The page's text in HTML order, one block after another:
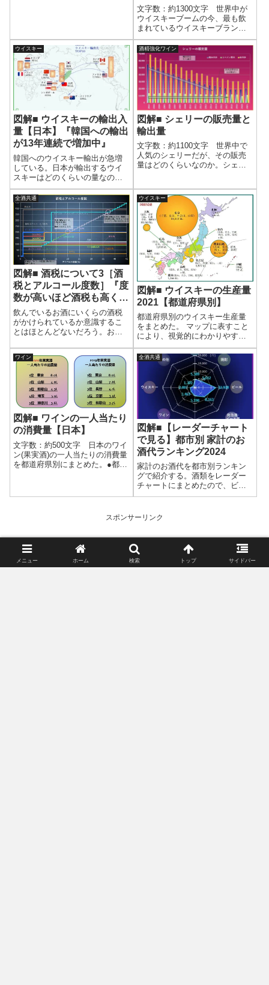
文字数：約1300文字 世界中が
ウイスキーブームの今、最も飲
まれているウイスキーブランド
は何なのか？5大ウイスキーとい
われるスコッチ、アイリッシ
ュ、バーボン、カナディアン、
ジャパニーズなのか？または、
注目を集め始めているウイスキ
ー新興国なの...
ウイスキー
図解■ ウイスキーの輸出入
量【日本】『韓国への輸出
が13年連続で増加中』
韓国へのウイスキー輸出が急増
している。日本が輸出するウイ
スキーはどのくらいの量なの
か。輸入も気になる。ウイスキ
ーの輸出入データをまとめた。
輸出入量や輸出入額の推移をみ
れば、現在のトレンドがわか
る。また、輸出先や輸入元を知
れば、世界とのつながりが理解
できるだろう。
酒精強化ワイン
図解■ シェリーの販売量と
輸出量
文字数：約1100文字 世界中で
人気のシェリーだが、その販売
量はどのくらいなのか。シェリ
もとに、販売量と輸出量の推
移、2021年の輸出先をまとめ
た。●シェリーの販売量 シェリ
ーの販売量...
全酒共通
図解■ 酒税について3［酒
税とアルコール度数］『度
数が高いほど酒税も高くな
るのか？』
飲んでいるお酒にいくらの酒税
がかけられているか意識するこ
とはほとんどないだろう。お酒
る。ビールとウイスキーでは？
日本酒とワインでは？国税庁が
定めている酒税について見てみ
よう。
ウイスキー
図解■ ウイスキーの生産量
2021【都道府県別】
都道府県別のウイスキー生産量
をまとめた。 マップに表すこと
により、視覚的にわかりやす
い。 秘匿データを考慮して、生
産量ランキングも表した。国内
のどこでウイスキーが生産され
ているかを知ることで、その土
地への興味が湧くだろう。
ワイン
図解■ ワインの一人当たり
の消費量【日本】
文字数：約500文字 日本のワイ
ン(果実酒)の一人当たりの消費量
を都道府県別にまとめた。●都道
ツで東京の8.0Lである。全国平...
全酒共通
図解■【レーダーチャート
で見る】都市別 家計のお
酒代ランキング2024
家計のお酒代を都市別ランキン
グで紹介する。酒類をレーダー
チャートにまとめたので、ビジ
ュアルとして理解しやすい。今
ランキングをチェックしてみよ
う。
スポンサーリンク
メニュー ホーム 検索 トップ サイドバー